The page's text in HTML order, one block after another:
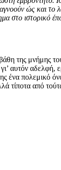
ώς και το
στο ιστορικό
της μνήμης
αυτόν
ένα πολεμικό
τίποτα από